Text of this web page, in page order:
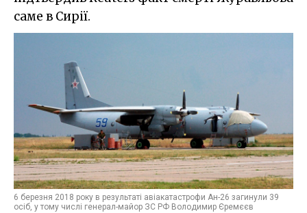
саме в Сирії.
6 березня 2018 року в результаті авіакатастрофи Ан-26 загинули 39
осіб, у тому числі генерал-майор ЗС РФ Володимир Єремєєв